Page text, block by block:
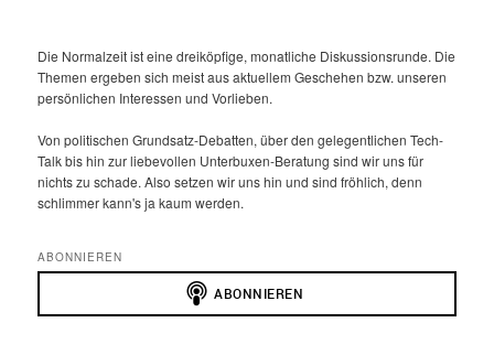
Die Normalzeit ist eine dreiköpfige, monatliche Diskussionsrunde. Die
Themen ergeben sich meist aus aktuellem Geschehen bzw. unseren
persönlichen Interessen und Vorlieben.
Von politischen Grundsatz-Debatten, über den gelegentlichen Tech-
Talk bis hin zur liebevollen Unterbuxen-Beratung sind wir uns für
nichts zu schade. Also setzen wir uns hin und sind fröhlich, denn
schlimmer kann's ja kaum werden.
ABONNIEREN